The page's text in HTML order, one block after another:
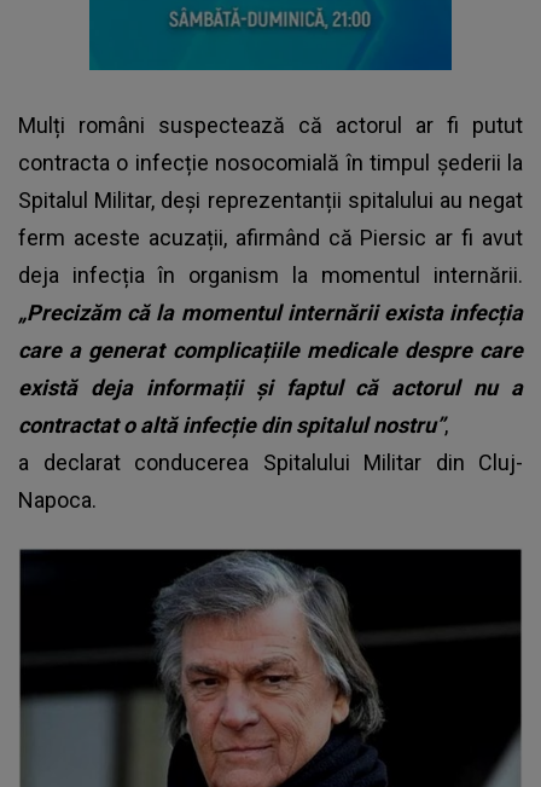
Mulți români suspectează că actorul ar fi putut
contracta o infecție nosocomială în timpul șederii la
Spitalul Militar, deși reprezentanții spitalului au negat
ferm aceste acuzații, afirmând că Piersic ar fi avut
deja infecția în organism la momentul internării.
„Precizăm că la momentul internării exista infecția
care a generat complicațiile medicale despre care
există deja informații și faptul că actorul nu a
contractat o altă infecție din spitalul nostru”,
a declarat conducerea Spitalului Militar din Cluj-
Napoca.